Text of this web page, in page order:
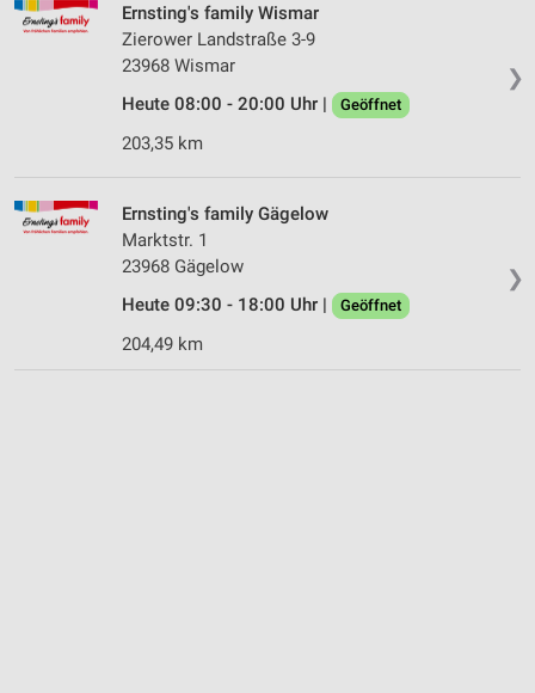
❯
Ernsting's family Wismar
Zierower Landstraße 3-9
23968 Wismar
Heute 08:00 - 20:00 Uhr |
Geöffnet
203,35 km
❯
Ernsting's family Gägelow
Marktstr. 1
23968 Gägelow
Heute 09:30 - 18:00 Uhr |
Geöffnet
204,49 km